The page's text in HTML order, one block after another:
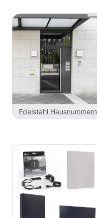
Edelstahl Hausnummern